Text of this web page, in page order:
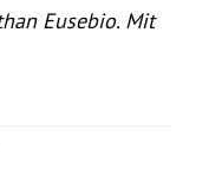
Eusebio. Mit